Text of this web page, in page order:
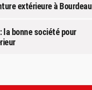
extérieure à Bourdeau
la bonne société pour